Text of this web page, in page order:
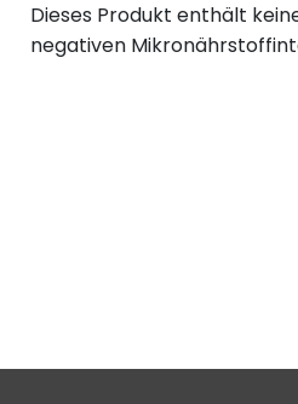
Dieses Produkt enthält
negativen